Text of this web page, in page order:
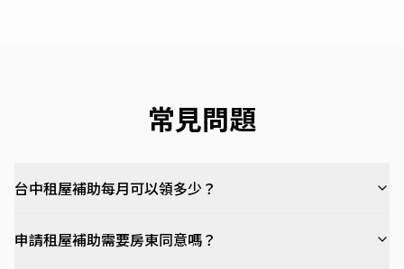
常見問題
台中租屋補助每月可以領多少？
申請租屋補助需要房東同意嗎？